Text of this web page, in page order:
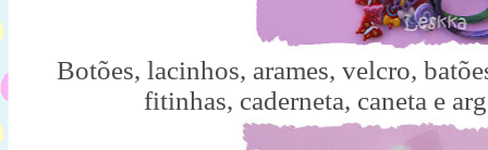
Botões, lacinhos, arames, velcro,
fitinhas, caderneta, caneta e